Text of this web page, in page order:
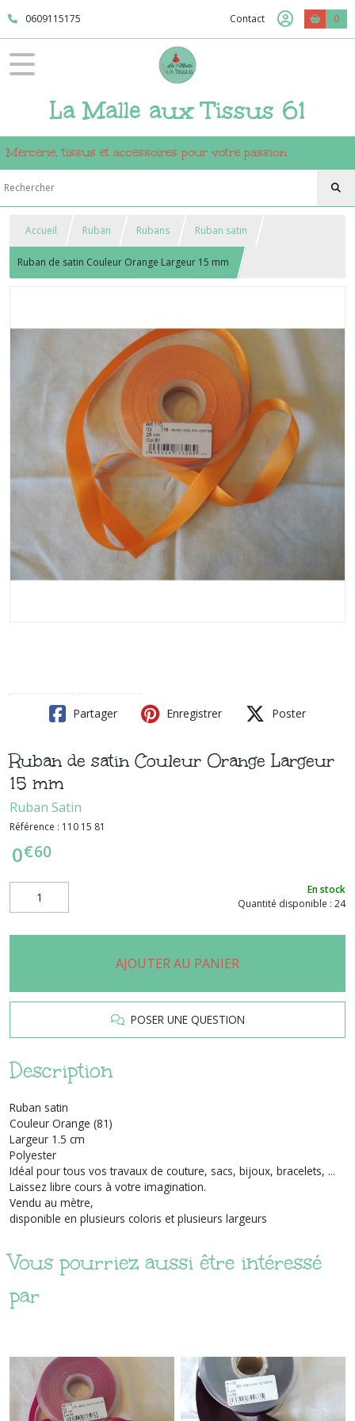
0609115175 Contact 0
La Malle aux Tissus 61
Mercerie, tissus et accessoires pour votre passion
Accueil Ruban Rubans Ruban satin
Ruban de satin Couleur Orange Largeur 15 mm
Partager Enregistrer Poster
Ruban de satin Couleur Orange Largeur
15 mm
Ruban Satin
Référence : 110 15 81
0€60
En stock
Quantité disponible : 24
AJOUTER AU PANIER
POSER UNE QUESTION
Description
Ruban satin
Couleur Orange (81)
Largeur 1.5 cm
Polyester
Idéal pour tous vos travaux de couture, sacs, bijoux, bracelets, ...
Laissez libre cours à votre imagination.
Vendu au mètre,
disponible en plusieurs coloris et plusieurs largeurs
Vous pourriez aussi être intéressé
par